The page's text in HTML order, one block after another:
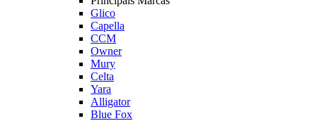
Glico
Capella
CCM
Owner
Mury
Celta
Yara
Alligator
Blue Fox